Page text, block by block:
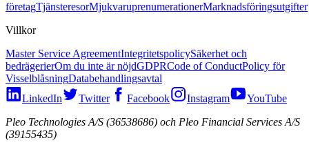
företagTjänsteresorMjukvaruprenumerationerMarknadsföringsutgifter
Villkor
Master Service AgreementIntegritetspolicySäkerhet och
bedrägerierOm du inte är nöjdGDPRCode of ConductPolicy för
VisselblåsningDatabehandlingsavtal
LinkedIn
Twitter Facebook Instagram
YouTube
Pleo Technologies A/S (36538686) och Pleo Financial Services A/S
(39155435)